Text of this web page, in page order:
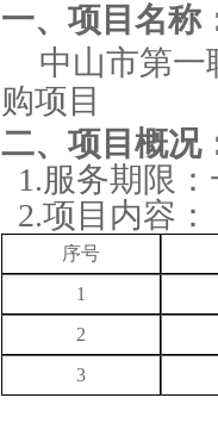
一、 项目名称
中山市第一
购项目
二、项目 概况
1.服务期限
2.项目内容
序号
1
2
3